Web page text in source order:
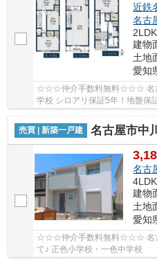
近鉄
名古
2LDK
建物
土地
愛知
☆☆☆仲介手数料無料☆☆☆ 名古
学校 シロアリ保証5年！地盤保
売買 | 新築一戸建 名古屋市中川区下之一色町字
名古
4LDK
建物
土地
愛知
☆☆☆仲介手数料無料☆☆☆ 名古
て♪ 正色小学校・一色中学校